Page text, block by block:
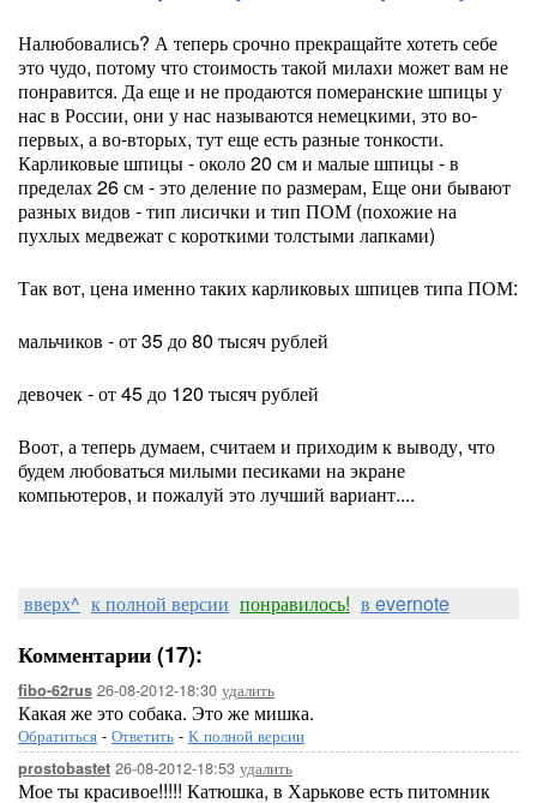
Налюбовались? А теперь срочно прекращайте хотеть себе
это чудо, потому что стоимость такой милахи может вам не
понравится. Да еще и не продаются померанские шпицы у
нас в России, они у нас называются немецкими, это во-
первых, а во-вторых, тут еще есть разные тонкости.
Карликовые шпицы - около 20 см и малые шпицы - в
пределах 26 см - это деление по размерам, Еще они бывают
разных видов - тип лисички и тип ПОМ (похожие на
пухлых медвежат с короткими толстыми лапками)
Так вот, цена именно таких карликовых шпицев типа ПОМ:
мальчиков - от 35 до 80 тысяч рублей
девочек - от 45 до 120 тысяч рублей
Воот, а теперь думаем, считаем и приходим к выводу, что
будем любоваться милыми песиками на экране
компьютеров, и пожалуй это лучший вариант....
вверх^ к полной версии понравилось! в evernote
Комментарии (17):
fibo-62rus 26-08-2012-18:30 удалить
Какая же это собака. Это же мишка.
Обратиться - Ответить - К полной версии
prostobastet 26-08-2012-18:53 удалить
Мое ты красивое!!!!! Катюшка, в Харькове есть питомник